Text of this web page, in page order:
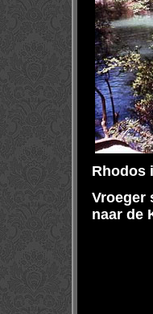
Rhodos
Vroeger
naar de